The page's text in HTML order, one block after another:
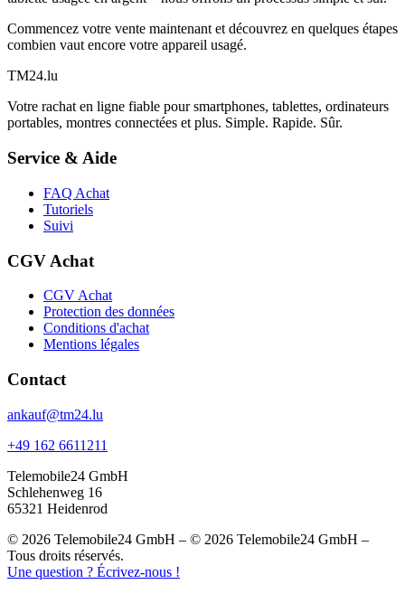
Commencez votre vente maintenant et découvrez en quelques étapes
combien vaut encore votre appareil usagé.
TM24.lu
Votre rachat en ligne fiable pour smartphones, tablettes, ordinateurs
portables, montres connectées et plus. Simple. Rapide. Sûr.
Service & Aide
FAQ Achat
Tutoriels
Suivi
CGV Achat
CGV Achat
Protection des données
Conditions d'achat
Mentions légales
Contact
ankauf@tm24.lu
+49 162 6611211
Telemobile24 GmbH
Schlehenweg 16
65321 Heidenrod
© 2026 Telemobile24 GmbH – © 2026 Telemobile24 GmbH –
Tous droits réservés.
Une question ? Écrivez-nous !